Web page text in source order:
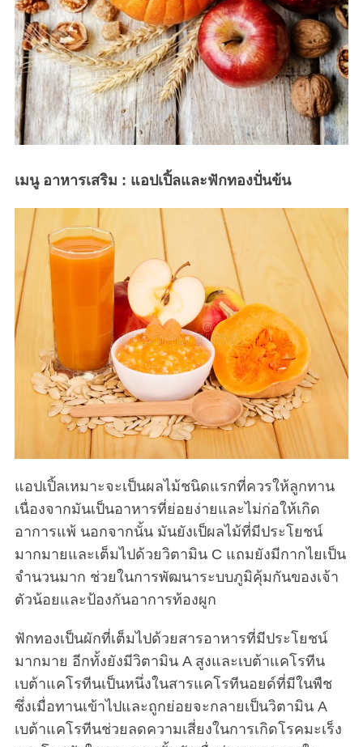
เมนู อาหารเสริม : แอปเปิ้ลและฟักทองปั่นข้น
แอปเปิ้ลเหมาะจะเป็นผลไม้ชนิดแรกที่ควรให้ลูกทาน
เนื่องจากมันเป็นอาหารที่ย่อยง่ายและไม่ก่อให้เกิด
อาการแพ้ นอกจากนั้น มันยังเป็ผลไม้ที่มีประโยชน์
มากมายและเต็มไปด้วยวิตามิน C แถมยังมีกากไยเป็น
จำนวนมาก ช่วยในการพัฒนาระบบภูมิคุ้มกันของเจ้า
ตัวน้อยและป้องกันอาการท้องผูก
ฟักทองเป็นผักที่เต็มไปด้วยสารอาหารที่มีประโยชน์
มากมาย อีกทั้งยังมีวิตามิน A สูงและเบต้าแคโรทีน
เบต้าแคโรทีนเป็นหนึ่งในสารแคโรทีนอยด์ที่มีในพืช
ซึ่งเมื่อทานเข้าไปและถูกย่อยจะกลายเป็นวิตามิน A
เบต้าแคโรทีนช่วยลดความเสี่ยงในการเกิดโรคมะเร็ง